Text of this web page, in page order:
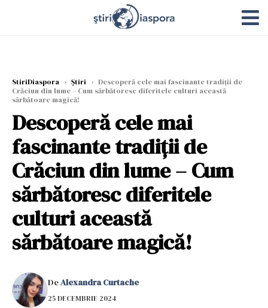
StiriDiaspora › Știri › Descoperă cele mai fascinante tradiții de
Crăciun din lume – Cum sărbătoresc diferitele culturi această
sărbătoare magică!
Descoperă cele mai
fascinante tradiții de
Crăciun din lume – Cum
sărbătoresc diferitele
culturi această
sărbătoare magică!
DeAlexandra Curtache
25 DECEMBRIE 2024